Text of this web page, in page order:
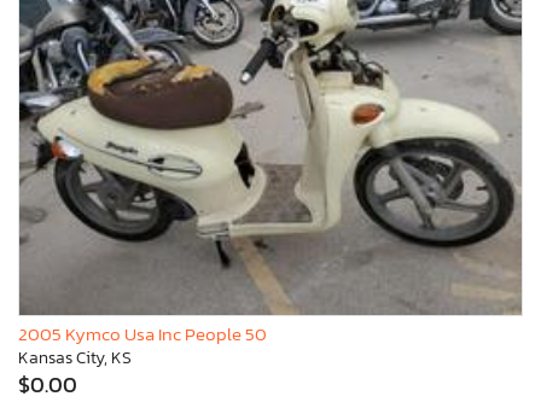
2005 Kymco Usa Inc People 50
Kansas City, KS
$0.00